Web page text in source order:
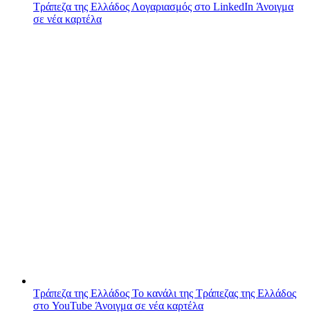
Τράπεζα της Ελλάδος Λογαριασμός στο LinkedIn Άνοιγμα
σε νέα καρτέλα
Τράπεζα της Ελλάδος Το κανάλι της Τράπεζας της Ελλάδος
στο YouTube Άνοιγμα σε νέα καρτέλα